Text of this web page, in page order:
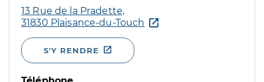
13 Rue de la Pradette,
31830 Plaisance-du-Touch
S'Y RENDRE